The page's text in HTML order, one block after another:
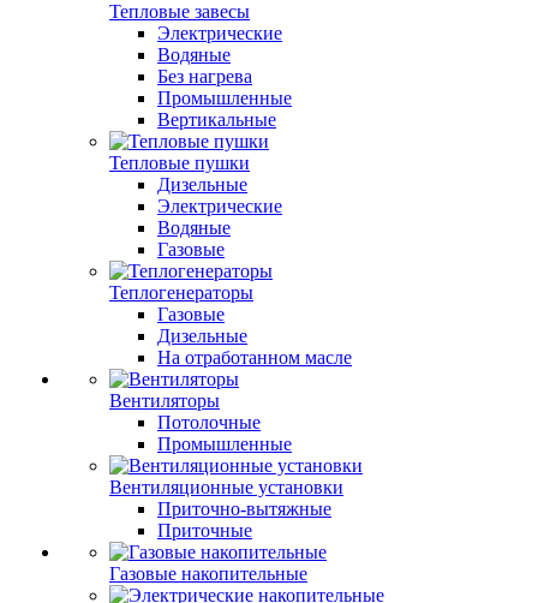
Тепловые завесы
Электрические
Водяные
Без нагрева
Промышленные
Вертикальные
Тепловые пушки
Дизельные
Электрические
Водяные
Газовые
Теплогенераторы
Газовые
Дизельные
На отработанном масле
Вентиляторы
Потолочные
Промышленные
Вентиляционные установки
Приточно-вытяжные
Приточные
Газовые накопительные